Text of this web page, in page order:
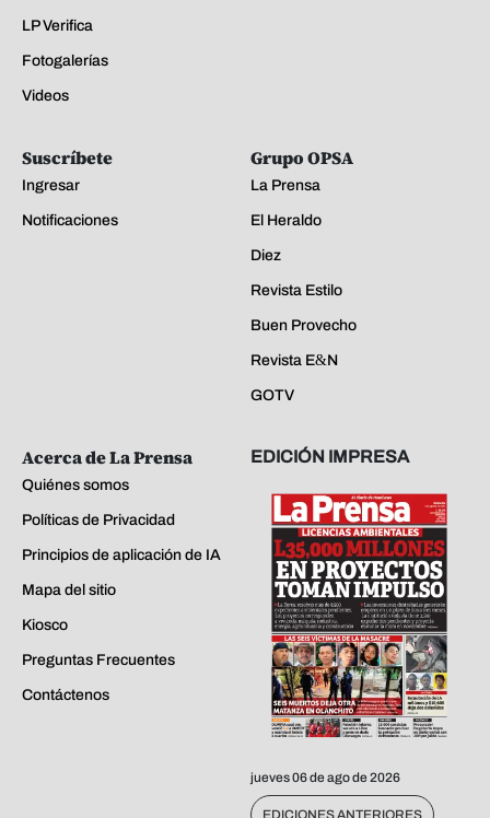
LP Verifica
Fotogalerías
Videos
Suscríbete
Ingresar
Notificaciones
Grupo OPSA
La Prensa
El Heraldo
Diez
Revista Estilo
Buen Provecho
Revista E&N
GOTV
Acerca de La Prensa
Quiénes somos
Políticas de Privacidad
Principios de aplicación de IA
Mapa del sitio
Kiosco
Preguntas Frecuentes
Contáctenos
EDICIÓN IMPRESA
jueves 06 de ago de 2026